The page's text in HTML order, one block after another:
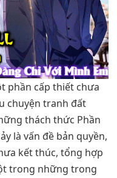
phần cấp thiết chưa
chuyện tranh đất
thách thức Phần
là vấn đề bản quyền,
kết thúc, tổng hợp
trong những trong